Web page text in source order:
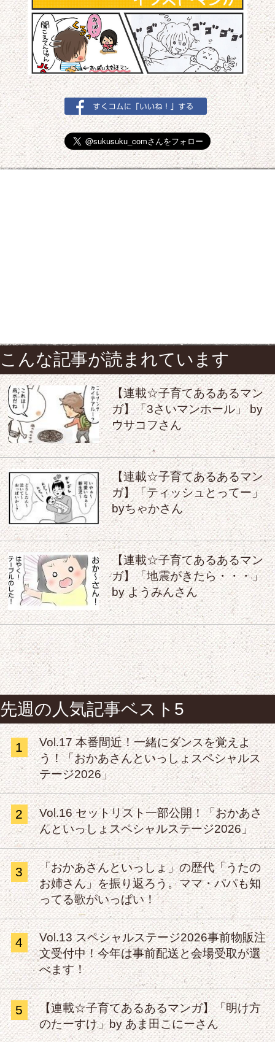
こんな記事が読まれています
【連載☆子育てあるあるマン
ガ】「3さいマンホール」 by
ウサコフさん
【連載☆子育てあるあるマン
ガ】「ティッシュとってー」
byちゃかさん
【連載☆子育てあるあるマン
ガ】「地震がきたら・・・」
by ようみんさん
先週の人気記事ベスト5
1
Vol.17 本番間近！一緒にダンスを覚えよ
う！「おかあさんといっしょスペシャルス
テージ2026」
2
Vol.16 セットリスト一部公開！「おかあさ
んといっしょスペシャルステージ2026」
3
「おかあさんといっしょ」の歴代「うたの
お姉さん」を振り返ろう。ママ・パパも知
ってる歌がいっぱい！
4
Vol.13 スペシャルステージ2026事前物販注
文受付中！今年は事前配送と会場受取が選
べます！
5
【連載☆子育てあるあるマンガ】「明け方
のたーすけ」by あま田こにーさん